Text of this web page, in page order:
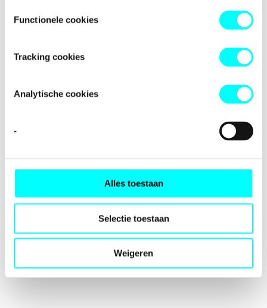
Functionele cookies
Tracking cookies
Analytische cookies
-
Alles toestaan
Selectie toestaan
Weigeren
-side exception has occurred while
browser consolefor